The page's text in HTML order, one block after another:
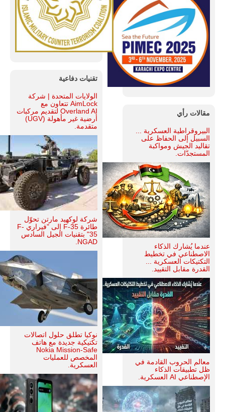
مقالات رأي
البيروقراطية العسكرية ...
السبيل إلى الحفاظ على
تقاليد الجيش ومواكبة
المستجدّات.
عندما يُشارك الذكاء
الاصطناعي في تخطيط
التكتيكات العسكرية ...
القدرة مقابل التقييد.
معالم الحروب القادمة في
ظل تطبيقات الذكاء
الإصطناعي AI العسكرية.
تقنيات دفاعية
الولايات المتحدة | شركة
AimLock تتعاون مع
Overland AI لتقديم مركبات
أرضية غير مأهولة (UGV)
متقدمة.
شركة لوكهيد مارتن تحوّل
طائرة F-35 إلى "فيراري F-
35" بتقنيات الجيل السادس
NGAD.
نوكيا تطلق حلول اتصالات
تكتيكية جديدة مع هاتف
Nokia Mission-Safe
المخصص للعمليات
العسكرية.